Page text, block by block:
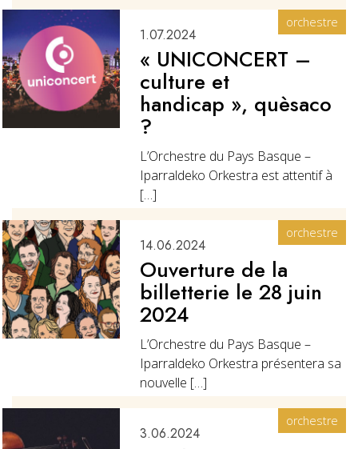
orchestre
1.07.2024
« UNICONCERT –
culture et
handicap », quèsaco
?
L’Orchestre du Pays Basque –
Iparraldeko Orkestra est attentif à
[…]
orchestre
14.06.2024
Ouverture de la
billetterie le 28 juin
2024
L’Orchestre du Pays Basque –
Iparraldeko Orkestra présentera sa
nouvelle […]
orchestre
3.06.2024